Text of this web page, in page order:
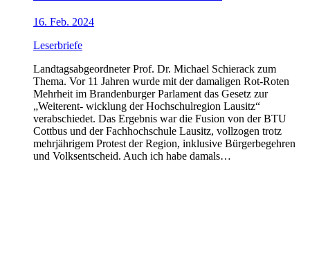
16. Feb. 2024
Leserbriefe
Landtagsabgeordneter Prof. Dr. Michael Schierack zum
Thema. Vor 11 Jahren wurde mit der damaligen Rot-Roten
Mehrheit im Brandenburger Parlament das Gesetz zur
„Weiterent- wicklung der Hochschulregion Lausitz“
verabschiedet. Das Ergebnis war die Fusion von der BTU
Cottbus und der Fachhochschule Lausitz, vollzogen trotz
mehrjährigem Protest der Region, inklusive Bürgerbegehren
und Volksentscheid. Auch ich habe damals…